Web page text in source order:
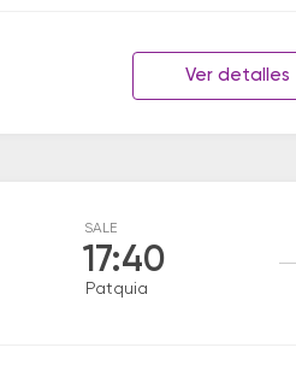
Ver detalles
SALE
17:40
Patquia